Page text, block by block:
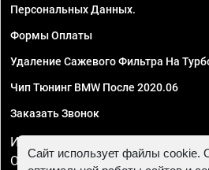
Персональных Данных.
Формы Оплаты
Удаление Сажевого Фильтра На
Чип Тюнинг BMW После 2020.06
Заказать Звонок
ИП Смирнов Георгий Павлович.
ОГРНИП 324470400032610
Сайт использует файлы cookie.